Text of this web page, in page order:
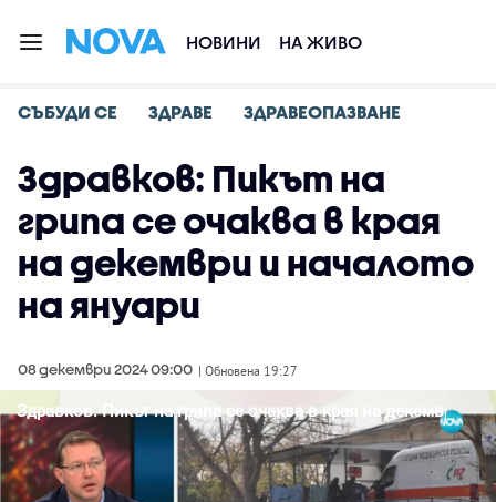
НОВИНИ НА ЖИВО
СЪБУДИ СЕ ЗДРАВЕ ЗДРАВЕОПАЗВАНЕ
Здравков: Пикът на
грипа се очаква в края
на декември и началото
на януари
08 декември 2024 09:00 | Обновена 19:27